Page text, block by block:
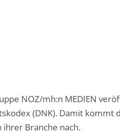
NOZ/mh:n MEDIEN
(DNK). Damit
ihrer Branche nach.